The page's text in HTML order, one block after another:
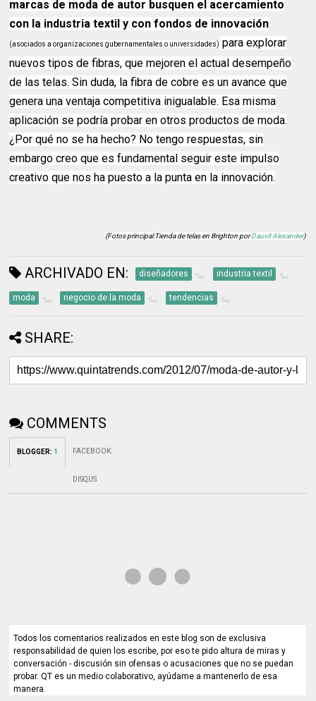
marcas de moda de autor busquen el acercamiento
con la industria textil y con fondos de innovación
(asociados a organizaciones gubernamentales o universidades) para explorar
nuevos tipos de fibras, que mejoren el actual desempeño
de las telas. Sin duda, la fibra de cobre es un avance que
genera una ventaja competitiva inigualable. Esa misma
aplicación se podría probar en otros productos de moda.
¿Por qué no se ha hecho? No tengo respuestas, sin
embargo creo que es fundamental seguir este impulso
creativo que nos ha puesto a la punta en la innovación.
(Fotos principal:Tienda de telas en Brighton porDauvit Alexander)
ARCHIVADO EN: diseñadores industria textil
moda negocio de la moda tendencias
SHARE:
COMMENTS
BLOGGER: 1 FACEBOOK:
DISQUS
Todos los comentarios realizados en este blog son de exclusiva
responsabilidad de quien los escribe, por eso te pido altura de miras y
conversación - discusión sin ofensas o acusaciones que no se puedan
probar. QT es un medio colaborativo, ayúdame a mantenerlo de esa
manera.